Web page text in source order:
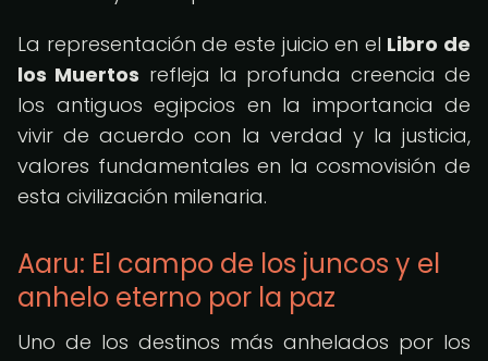
La representación de este juicio en el Libro de
los Muertos refleja la profunda creencia de
los antiguos egipcios en la importancia de
vivir de acuerdo con la verdad y la justicia,
valores fundamentales en la cosmovisión de
esta civilización milenaria.
Aaru: El campo de los juncos y el
anhelo eterno por la paz
Uno de los destinos más anhelados por los